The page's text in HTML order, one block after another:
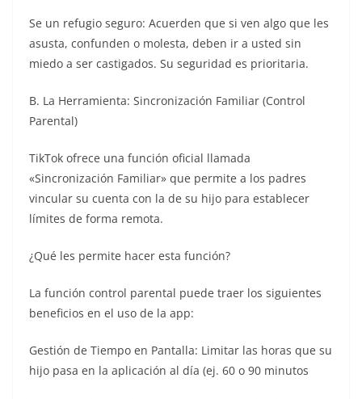
Se un refugio seguro: Acuerden que si ven algo que les
asusta, confunden o molesta, deben ir a usted sin
miedo a ser castigados. Su seguridad es prioritaria.
B. La Herramienta: Sincronización Familiar (Control
Parental)
TikTok ofrece una función oficial llamada
«Sincronización Familiar» que permite a los padres
vincular su cuenta con la de su hijo para establecer
límites de forma remota.
¿Qué les permite hacer esta función?
La función control parental puede traer los siguientes
beneficios en el uso de la app:
Gestión de Tiempo en Pantalla: Limitar las horas que su
hijo pasa en la aplicación al día (ej. 60 o 90 minutos